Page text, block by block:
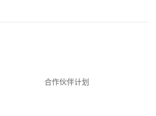
合作伙伴计划